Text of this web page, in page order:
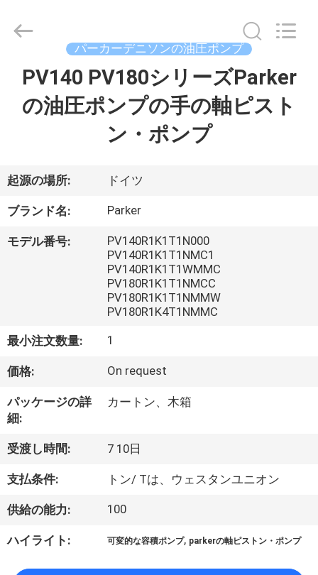
私
達
て
工
場
旅
行
品
2019
Electronic
パーカーデニソンの油圧ポンプ
PV140 PV180シリーズParker
の油圧ポンプの手の軸ピスト
ン・ポンプ
起源の場所: ドイツ
ブランド名: Parker
モデル番号:
PV140R1K1T1N000
PV140R1K1T1NMC1
PV140R1K1T1WMMC
PV180R1K1T1NMCC
PV180R1K1T1NMMW
PV180R1K4T1NMMC
最小注文数量: 1
価格: On request
パッケージの詳
細:
カートン、木箱
受渡し時間: 7 10日
支払条件: トン/ Tは、ウェスタンユニオン
供給の能力: 100
ハイライト: 可変的な容積ポンプ, parkerの軸ピストン・ポンプ